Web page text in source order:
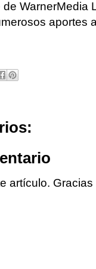
WarnerMedia
aportes
artículo. Gracias